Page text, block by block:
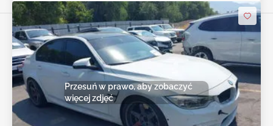
Przesuń w prawo, aby zobaczyć
więcej zdjęć